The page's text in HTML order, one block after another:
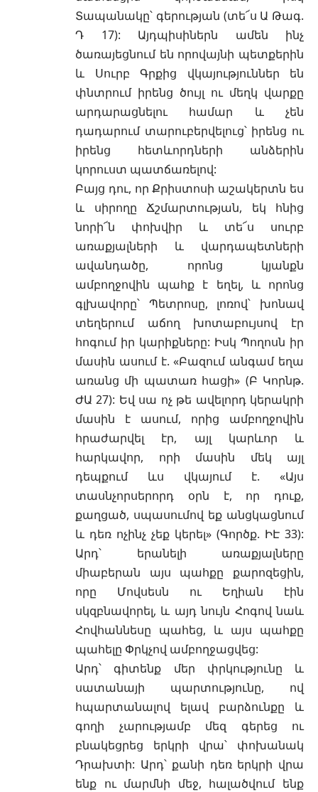
Տապանակը՝ գերության (տե՜ս Ա Թագ.
Դ 17): Այդպիսիներն ամեն ինչ
ծառայեցնում են որովայնի պետքերին
և Սուրբ Գրքից վկայություններ են
փնտրում իրենց ծույլ ու մեղկ վարքը
արդարացնելու համար և չեն
դադարում տարուբերվելուց՝ իրենց ու
իրենց հետևորդների անձերին
կորուստ պատճառելով:
Բայց դու, որ Քրիստոսի աշակերտն ես
և սիրողը Ճշմարտության, եկ հնից
նորի՜ն փոխվիր և տե՜ս սուրբ
առաքյալների և վարդապետների
ավանդածը, որոնց կյանքն
ամբողջովին պահք է եղել, և որոնց
գլխավորը՝ Պետրոսը, լոռով՝ խոնավ
տեղերում աճող խոտաբույսով էր
հոգում իր կարիքները: Իսկ Պողոսն իր
մասին ասում է. «Բազում անգամ եղա
առանց մի պատառ հացի» (Բ Կորնթ.
ԺԱ 27): Եվ սա ոչ թե ավելորդ կերակրի
մասին է ասում, որից ամբողջովին
հրաժարվել էր, այլ կարևոր և
հարկավոր, որի մասին մեկ այլ
դեպքում ևս վկայում է. «Այս
տասնչորսերորդ օրն է, որ դուք,
քաղցած, սպասումով եք անցկացնում
և դեռ ոչինչ չեք կերել» (Գործք. ԻԷ 33):
Արդ՝ երանելի առաքյալները
միաբերան այս պահքը քարոզեցին,
որը Մովսեսն ու Եղիան էին
սկզբնավորել, և այդ նույն Հոգով նաև
Հովհաննեսը պահեց, և այս պահքը
պահելը Փրկչով ամբողջացվեց:
Արդ՝ գիտենք մեր փրկությունը և
սատանայի պարտությունը, ով
հպարտանալով ելավ բարձունքը և
գողի չարությամբ մեզ գերեց ու
բնակեցրեց երկրի վրա՝ փոխանակ
Դրախտի: Արդ՝ քանի դեռ երկրի վրա
ենք ու մարմնի մեջ, հալածվում ենք